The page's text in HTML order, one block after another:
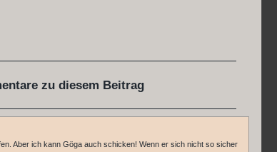
zu diesem Beitrag
Aber ich kann Göga auch schicken! Wenn er sich nicht so sicher